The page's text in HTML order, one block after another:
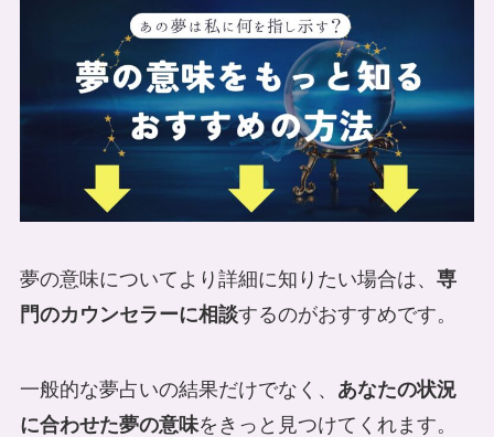
夢の意味についてより詳細に知りたい場合は、 専
門のカウンセラーに相談するのがおすすめです。
一般的な夢占いの結果だけでなく、 あなたの状況
に合わせた夢の意味をきっと見つけてくれます。